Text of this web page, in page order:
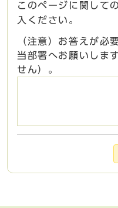
このページに関して
入ください。
（注意）お答えが必
当部署へお願いしま
せん）。